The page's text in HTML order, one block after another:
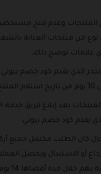
المنتجات وعدم فتح
نوع من منتجات العناية
علامات توضح ذلك.
الذي يقدم كود خصم
بعد إبلاغ فريق خدمة
يقدم كود خصم بيوتي.
كان الطلب مكتمل جميع
أو الاستبدال ويحصل
المبالغ